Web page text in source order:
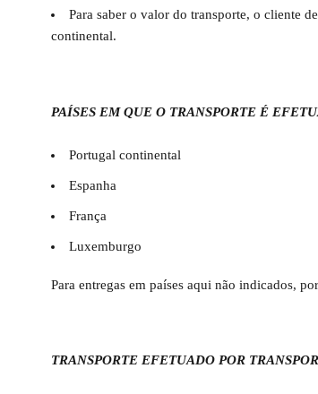
Para saber o valor do transporte, o cliente
continental.
PAÍSES EM QUE O TRANSPORTE É
Portugal continental
Espanha
França
Luxemburgo
Para entregas em países aqui não indicados,
TRANSPORTE EFETUADO POR